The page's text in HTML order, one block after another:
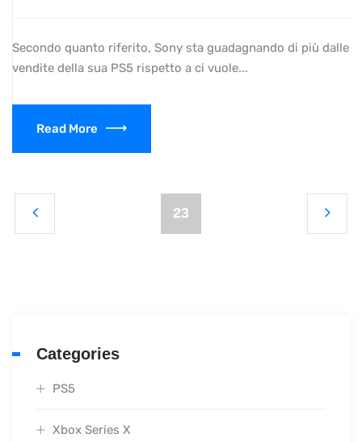
Secondo quanto riferito, Sony sta guadagnando di più dalle
vendite della sua PS5 rispetto a ci vuole...
Read More
23
Categories
PS5
Xbox Series X